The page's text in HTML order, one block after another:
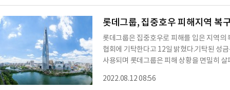
롯데그룹, 집중호우 피해지역 복
롯데그룹은 집중호우로 피해를 입은 지역
협회에 기탁한다고 12일 밝혔다.기탁된 성
사용되며 롯데그룹은 피해 상황을 면밀히
으로 긴급구호물품 9000여 개와 이재민 구
2022.08.12 08:56